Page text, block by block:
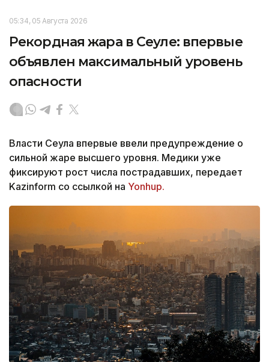
05:34, 05 Августа 2026
Рекордная жара в Сеуле: впервые
объявлен максимальный уровень
опасности
Власти Сеула впервые ввели предупреждение о
сильной жаре высшего уровня. Медики уже
фиксируют рост числа пострадавших, передает
Kazinform со ссылкой на Yonhup.